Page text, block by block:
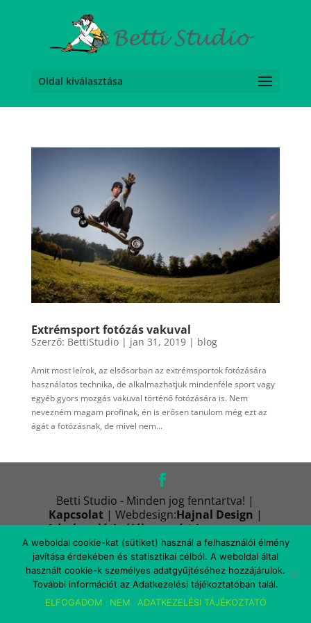
Oldal kiválasztása
Extrémsport fotózás vakuval
Szerző: BettiStudio| jan 31, 2019| blog
Amit most leírok, az elsősorban az extrémsportok fotózására
használatos technika, de alkalmazhatjuk mindenféle sport vagy
egyéb gyors mozgás vakuval történő fotózására is. Nem
nevezném magam profinak, én is erősen tanulom még ezt az
ágát a fotózásnak, de mivel nem...
Betti Studio - Minden jog fenntartva! |
Kapcsolat| Webdesign:Hajnal Design |
Adatkezelési tájékoztató|Impresszum
A weboldal cookie-kat (sütiket) használ a felhasználói élmény
javítása érdekében és statisztikai célból. A weboldal által
használt cookie-k személyes adatgyűjtéséhez hozzájárulok.
További információt az Adatkezelési tájékoztatóban talál.
ELFOGADOM
NEM ADATKEZELÉSI TÁJÉKOZTATÓ